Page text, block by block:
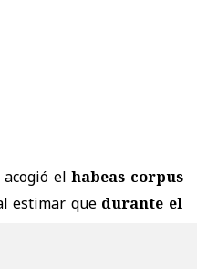
acogió elhabeas corpus
estimar que durante el